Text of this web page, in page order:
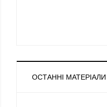
ОСТАННІ МАТЕРІАЛИ